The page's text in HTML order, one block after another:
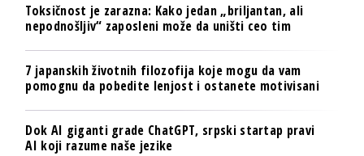
Toksičnost je zarazna: Kako jedan „briljantan, ali
nepodnošljiv“ zaposleni može da uništi ceo tim
7 japanskih životnih filozofija koje mogu da vam
pomognu da pobedite lenjost i ostanete motivisani
Dok AI giganti grade ChatGPT, srpski startap pravi
AI koji razume naše jezike